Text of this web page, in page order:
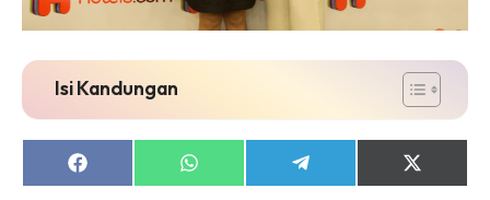
Isi Kandungan
Share
on
Share
on
Share
on
Share
on